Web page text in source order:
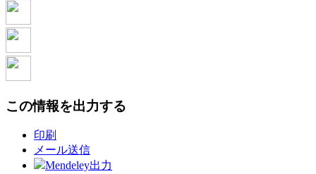
この情報を出力する
印刷
メール送信
Mendeley出力